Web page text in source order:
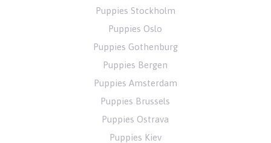
Puppies Stockholm
Puppies Oslo
Puppies Gothenburg
Puppies Bergen
Puppies Amsterdam
Puppies Brussels
Puppies Ostrava
Puppies Kiev